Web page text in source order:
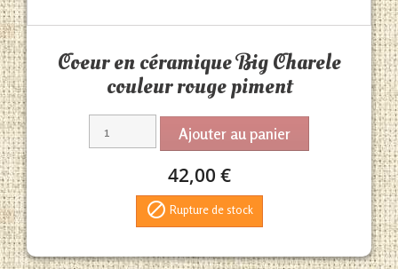
Coeur en céramique Big Charele
couleur rouge piment
Ajouter au panier
42,00 €
 Rupture de stock